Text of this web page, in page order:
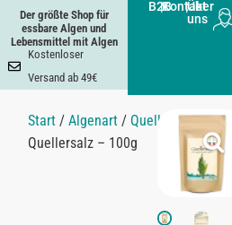
Der größte Shop für
essbare Algen und
Lebensmittel mit Algen
Kostenloser
Versand ab 49€
B2B
|Kontakt
|Über
uns
Start /Algenart / Queller
/
Quellersalz – 100g